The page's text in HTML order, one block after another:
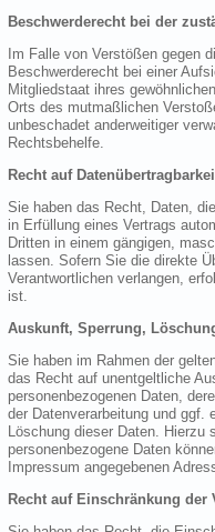
Beschwerderecht bei der
Im Falle von Verstößen gegen
Beschwerderecht bei einer
Mitgliedstaat ihres
Orts des mutmaßlichen
unbeschadet anderweitiger
Rechtsbehelfe.
Recht auf
Sie haben das Recht, Daten,
in Erfüllung eines Vertrags
Dritten in einem gängigen,
lassen. Sofern Sie die direkte
Verantwortlichen verlangen,
ist.
Auskunft, Sperrung,
Sie haben im Rahmen der
das Recht auf unentgeltliche
personenbezogenen Daten,
der Datenverarbeitung und ggf.
Löschung dieser Daten. Hierzu
personenbezogene Daten
Impressum angegebenen
Recht auf Einschränkung der